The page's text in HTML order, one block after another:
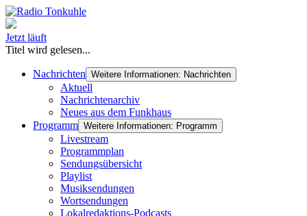
Jetzt läuft
Titel wird gelesen...
Nachrichten Weitere Informationen: Nachrichten
Aktuell
Nachrichtenarchiv
Neues aus dem Funkhaus
Programm Weitere Informationen: Programm
Livestream
Programmplan
Sendungsübersicht
Playlist
Musiksendungen
Wortsendungen
Lokalredaktions-Podcasts